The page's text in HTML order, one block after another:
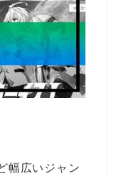
幅広いジャン